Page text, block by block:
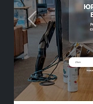
Previous